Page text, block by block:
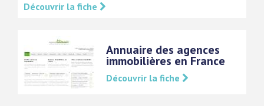
Découvrir la fiche
Annuaire des agences
immobilières en France
Découvrir la fiche